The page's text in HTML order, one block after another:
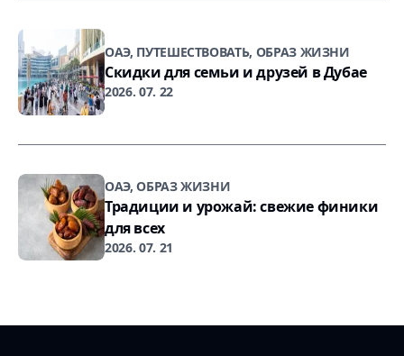
ОАЭ, ПУТЕШЕСТВОВАТЬ, ОБРАЗ ЖИЗНИ
Скидки для семьи и друзей в Дубае
2026. 07. 22
ОАЭ, ОБРАЗ ЖИЗНИ
Традиции и урожай: свежие финики
для всех
2026. 07. 21